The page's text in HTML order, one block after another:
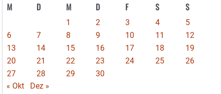
M D M D F S S
1 2 3 4
5
6
7 8 9 10 11
12
13
14 15 16 17 18
19
20
21 22 23 24 25
26
27
28 29
30
« Okt
Dez »